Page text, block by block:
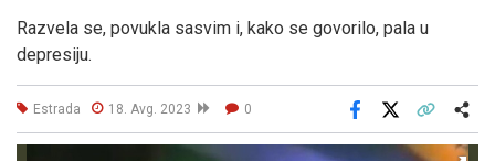
Razvela se, povukla sasvim i, kako se govorilo, pala u
depresiju.
Estrada 18. Avg. 2023 0
Facebook